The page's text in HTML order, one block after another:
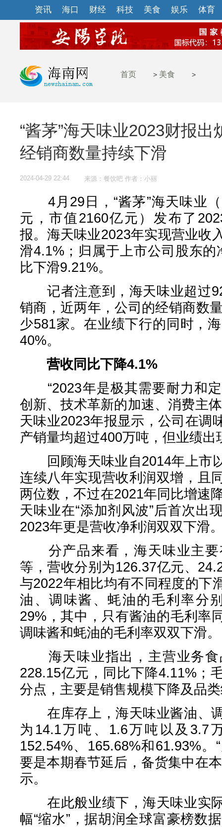
资讯 海口 财经 科技 美食 娱乐 体育
首页 > 美食 >
“酱茅”海天味业2023财报
经销商数量持续下滑
2024-04-29 22:44 来源：餐饮吧 作者：小丽
4月29日，“酱茅”海天味业（
元，市值2160亿元）发布了
报。海天味业2023年实现营业收
滑4.1%；归属于上市公司股东
比下滑9.21%。
记者注意到，海天味业超过
销商，近两年，公司的经销商数
少581家。在业绩下行的同时，
40%。
营收同比下降4.1%
“2023年是极其需要耐力和定
创新、技术革新的加速、消费主
天味业2023年报显示，公司在调
产销量均超过400万吨，但业绩
回顾海天味业自2014年上市
连续八年实现营收利润双增，且
两位数，不过在2021年同比增速
天味业在“添加剂风波”后首次出
2023年更是营收净利润双双下滑
分产品来看，海天味业主要
等，营收分别为126.37亿元、
与2022年相比均有不同程度的下
油、调味酱、蚝油的毛利率分
29%，其中，只有酱油的毛利率
调味酱和蚝油的毛利率双双下滑。
海天味业指出，主营业务食
228.15亿元，同比下降4.11%；
分点，主要是销售规模下降及品
在库存上，海天味业酱油、
为14.1万吨、1.6万吨以及3.7
152.54%、165.68%和61.93%
要是本期春节延后，备货集中在
示。
在此般业绩下，海天味业实
幅“缩水”，据胡润全球富豪榜数